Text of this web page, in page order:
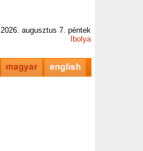
2026. augusztus 7. péntek
Ibolya